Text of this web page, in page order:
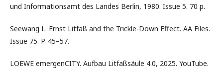
und Informationsamt des Landes Berlin, 1980. Issue 5. 70 p.
Seewang L. Ernst Litfaß and the Trickle-Down Effect. AA Files.
Issue 75. P. 45–57.
LOEWE emergenCITY. Aufbau Litfaßsäule 4.0, 2025. YouTube.